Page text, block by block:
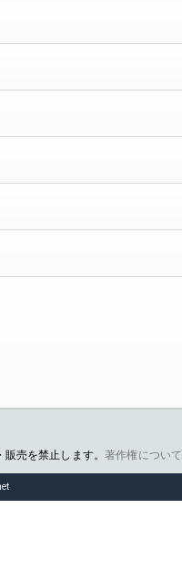
販売を禁止します。著作権について